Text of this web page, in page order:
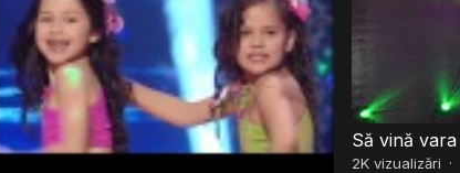
Să vină vara
2K vizualizări ·